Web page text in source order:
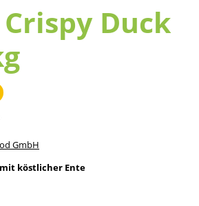
Crispy Duck
GmbH
köstlicher Ente